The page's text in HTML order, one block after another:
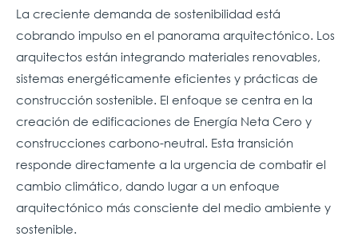
La creciente demanda de sostenibilidad está
cobrando impulso en el panorama arquitectónico. Los
arquitectos están integrando materiales renovables,
sistemas energéticamente eficientes y prácticas de
construcción sostenible. El enfoque se centra en la
creación de edificaciones de Energía Neta Cero y
construcciones carbono-neutral. Esta transición
responde directamente a la urgencia de combatir el
cambio climático, dando lugar a un enfoque
arquitectónico más consciente del medio ambiente y
sostenible.